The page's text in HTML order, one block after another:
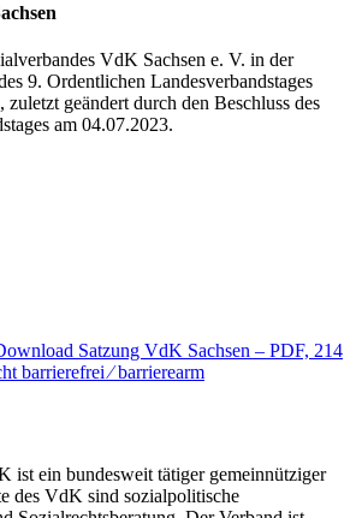
VdK Sachsen e. V. in der
9. Ordentlichen Landesverbandstages
geändert durch den Beschluss des
am 04.07.2023.
Satzung VdK Sachsen – PDF, 214
barrierefrei ⁄ barrierearm
ist ein bundesweit tätiger gemeinnütziger
des VdK sind sozialpolitische